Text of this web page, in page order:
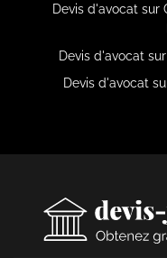
Devis d'avocat sur
Devis d'avocat
Devis d'avocat